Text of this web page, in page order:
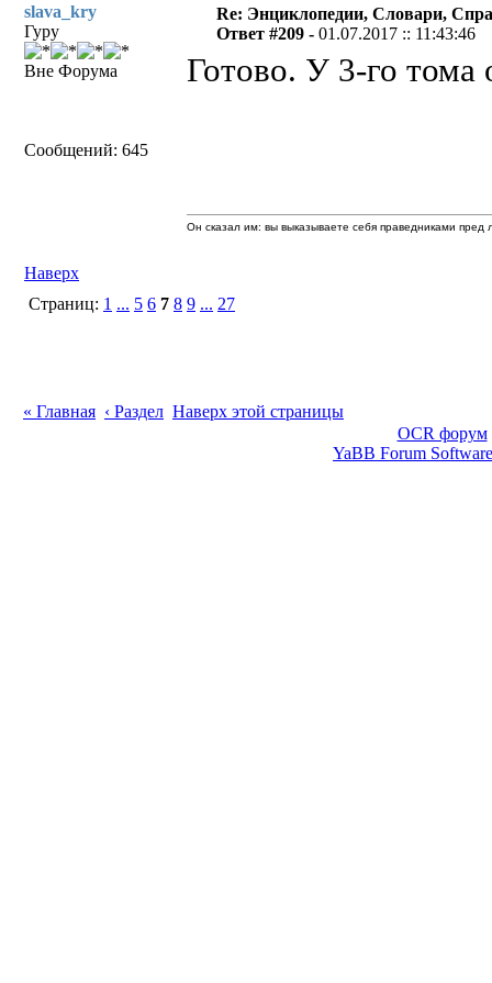
slava_kry
Гуру
Вне Форума
Сообщений: 645
Re: Энциклопедии, Словари,
Ответ #209 -01.07.2017 :: 11:43:46
Готово. У 3-го тома
Наверх
Он сказал им: вы выказываете себя праведниками
Страниц: 1 ... 5 6 7 8 9 ... 27
« Главная ‹ Раздел Наверх этой страницы
OCR форум
YaBB Forum Software